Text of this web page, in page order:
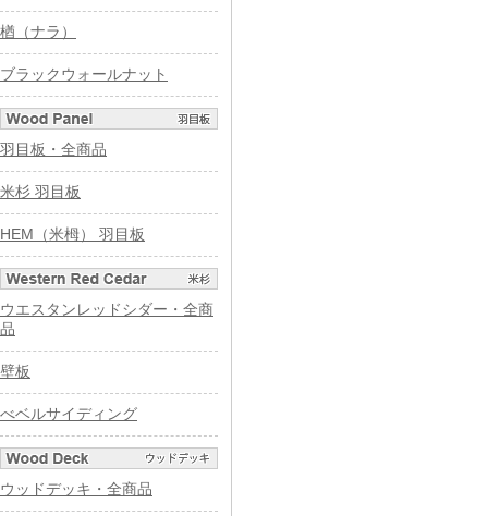
楢（ナラ）
ブラックウォールナット
羽目板・全商品
米杉 羽目板
HEM（米栂） 羽目板
ウエスタンレッドシダー・全商
品
壁板
べベルサイディング
ウッドデッキ・全商品